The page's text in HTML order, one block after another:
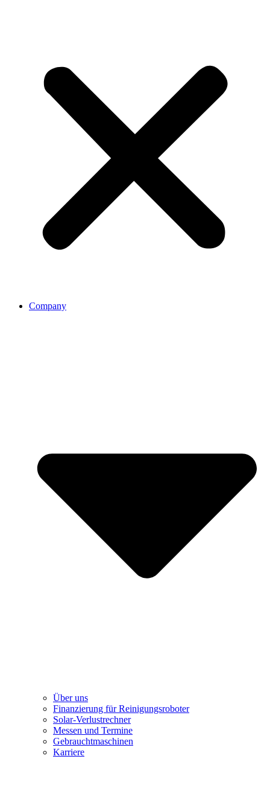
Company
Über uns
Finanzierung für Reinigungsroboter
Solar-Verlustrechner
Messen und Termine
Gebrauchtmaschinen
Karriere